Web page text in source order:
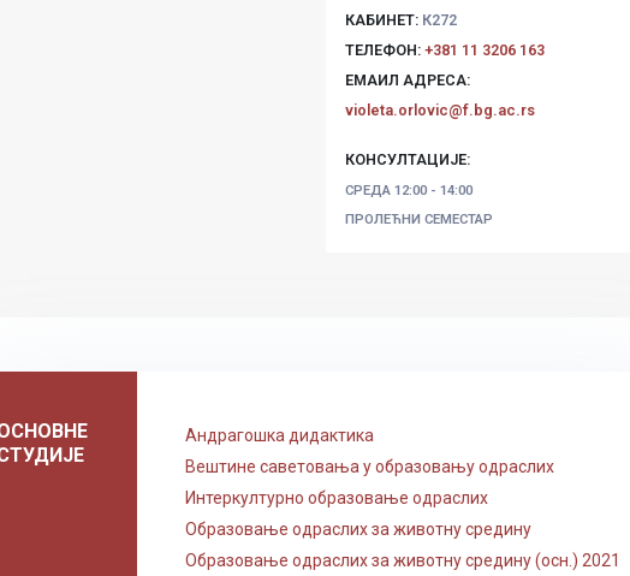
КАБИНЕТ: К272
ТЕЛЕФОН: +381 11 3206 163
ЕМАИЛ АДРЕСА:
violeta.orlovic@f.bg.ac.rs
КОНСУЛТАЦИЈЕ:
СРЕДА 12:00 - 14:00
ПРОЛЕЋНИ СЕМЕСТАР
Андрагошка дидактика
Вештине саветовања у образовању одраслих
Интеркултурно образовање одраслих
Образовање одраслих за животну средину
Образовање одраслих за животну средину (осн.) 2021